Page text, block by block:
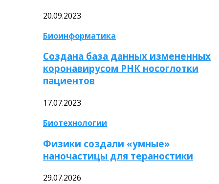
20.09.2023
Биоинформатика
Создана база данных измененных
коронавирусом РНК носоглотки
пациентов
17.07.2023
Биотехнологии
Физики создали «умные»
наночастицы для тераностики
29.07.2026